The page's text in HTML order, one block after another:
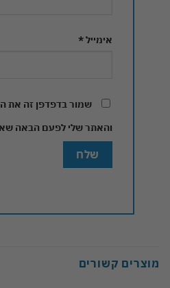
אימייל*
שמור בדפדפן זה את
והאתר שלי לפעם הבאה
מוצרים קשורים